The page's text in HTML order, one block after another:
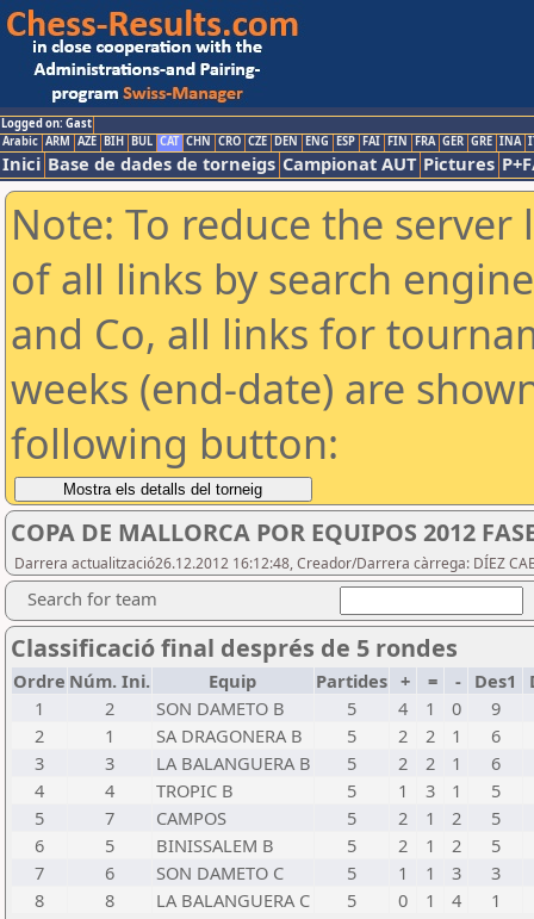
Logged on: Gast
Arabic ARM AZE BIH BUL CAT CHN CRO CZE DEN ENG ESP FAI FIN FRA GER GRE INA
Inici Base de dades de torneigs Campionat AUT Pictures
Note: To reduce the
of all links by search
and Co, all links for
weeks (end-date) are
following button:
COPA DE MALLORCA POR EQUIPOS 2012
Darrera actualització26.12.2012 16:12:48, Creador/Darrera càrrega: DÍEZ
Search for team
Classificació final després de 5 rondes
Ordre Núm. Ini. Equip Partides + = - Des1
1
2 SON DAMETO B 5 4 1 0
9
2
1 SA DRAGONERA B 5 2 2 1
6
3
3 LA BALANGUERA B 5 2 2 1
6
4
4 TROPIC B 5 1 3 1
5
5
7 CAMPOS 5 2 1 2
5
6
5 BINISSALEM B 5 2 1 2
5
7
6 SON DAMETO C 5 1 1 3
3
8
8 LA BALANGUERA C 5 0 1 4
1